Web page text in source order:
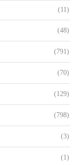
(11)
(48)
(791)
(70)
(129)
(798)
(3)
(1)